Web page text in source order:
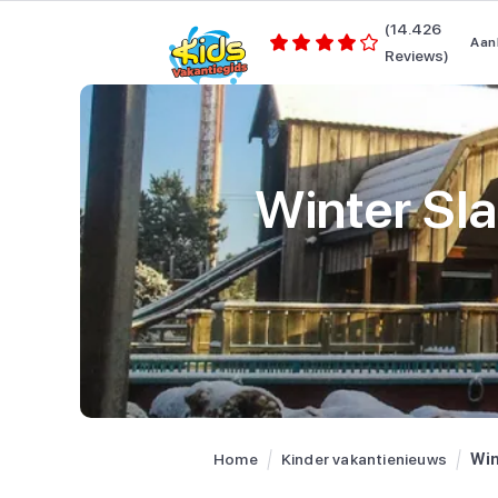
(14.426
Reviews)
Winter
Home Kinder vakantienieuws